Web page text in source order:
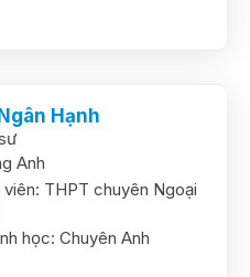
Hạnh
Anh
viên: THPT chuyên Ngoại
học: Chuyên Anh